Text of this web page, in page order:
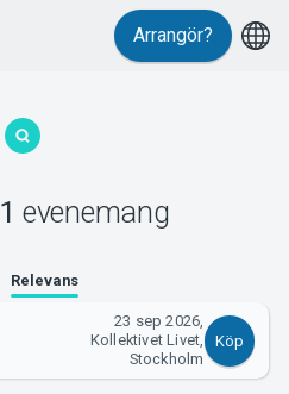
Arrangör?
1 evenemang
Relevans
23 sep 2026,
Kollektivet Livet,
Stockholm
Köp